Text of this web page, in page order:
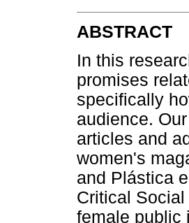
ABSTRACT
In this
promises
specifically
audience.
articles and
women's
and Plástica
Critical
female public